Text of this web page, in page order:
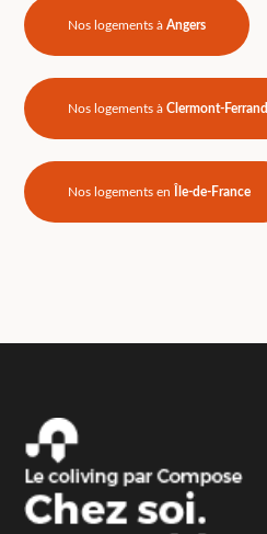
Nos logements àAngers
Nos logements àClermont-Ferrand
Nos logements en Île-de-France